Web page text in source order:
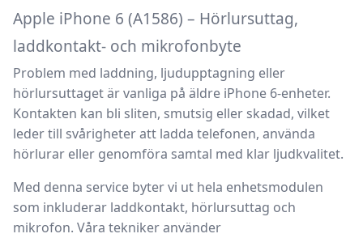
Apple iPhone 6 (A1586) – Hörlursuttag,
laddkontakt- och mikrofonbyte
Problem med laddning, ljudupptagning eller
hörlursuttaget är vanliga på äldre iPhone 6-enheter.
Kontakten kan bli sliten, smutsig eller skadad, vilket
leder till svårigheter att ladda telefonen, använda
hörlurar eller genomföra samtal med klar ljudkvalitet.
Med denna service byter vi ut hela enhetsmodulen
som inkluderar laddkontakt, hörlursuttag och
mikrofon. Våra tekniker använder